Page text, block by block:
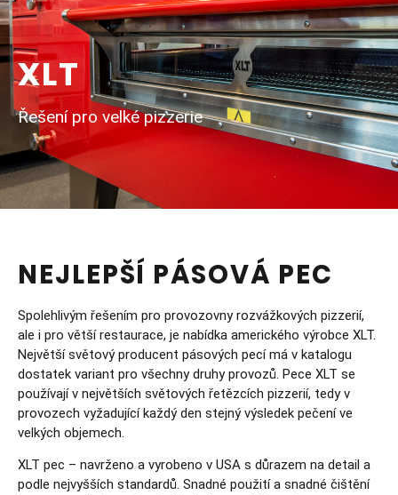
XLT
Řešení pro velké pizzerie
NEJLEPŠÍ PÁSOVÁ PEC
Spolehlivým řešením pro provozovny rozvážkových pizzerií,
ale i pro větší restaurace, je nabídka amerického výrobce XLT.
Největší světový producent pásových pecí má v katalogu
dostatek variant pro všechny druhy provozů. Pece XLT se
používají v největších světových řetězcích pizzerií, tedy v
provozech vyžadující každý den stejný výsledek pečení ve
velkých objemech.
XLT pec – navrženo a vyrobeno v USA s důrazem na detail a
podle nejvyšších standardů. Snadné použití a snadné čištění